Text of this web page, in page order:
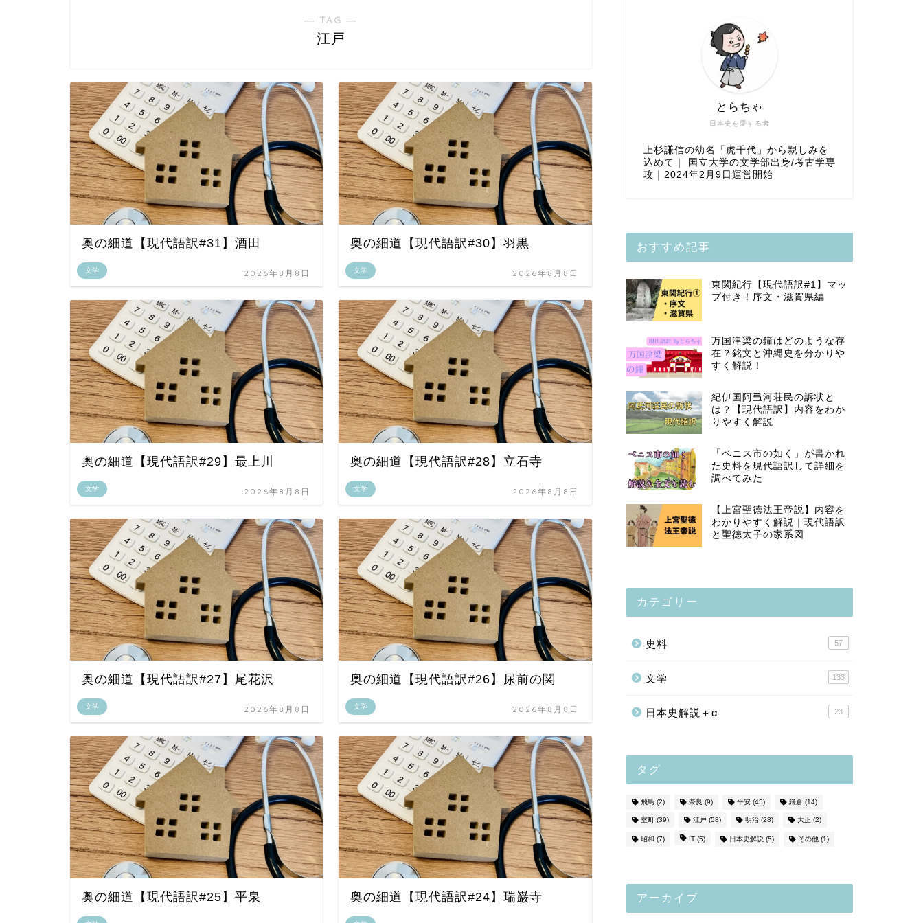
― TAG ―
江戸
文学
奥の細道【現代語訳#31】酒田
2026年8月8日 文学
奥の細道【現代語訳#30】羽黒
2026年8月8日
文学
奥の細道【現代語訳#29】最上川
2026年8月8日 文学
奥の細道【現代語訳#28】立石寺
2026年8月8日
文学
奥の細道【現代語訳#27】尾花沢
2026年8月8日 文学
奥の細道【現代語訳#26】尿前の関
2026年8月8日
奥の細道【現代語訳#25】平泉 奥の細道【現代語訳#24】瑞巌寺
日本史を愛する者
とらちゃ
上杉謙信の幼名「虎千代」から親しみを
込めて｜ 国立大学の文学部出身/考古学専
攻｜2024年2月9日運営開始
おすすめ記事
東関紀行【現代語訳#1】マッ
プ付き！序文・滋賀県編
万国津梁の鐘はどのような存
在？銘文と沖縄史を分かりや
すく解説！
紀伊国阿弖河荘民の訴状と
は？【現代語訳】内容をわか
りやすく解説
「ベニス市の如く」が書かれ
た史料を現代語訳して詳細を
調べてみた
【上宮聖徳法王帝説】内容を
わかりやすく解説｜現代語訳
と聖徳太子の家系図
カテゴリー
史料 57
文学 133
日本史解説＋α 23
タグ
飛鳥 (2) 奈良 (9) 平安(45) 鎌倉(14)
室町(39) 江戸(58) 明治(28) 大正(2)
昭和 (7) IT(5) 日本史解説 (5) その他(1)
アーカイブ